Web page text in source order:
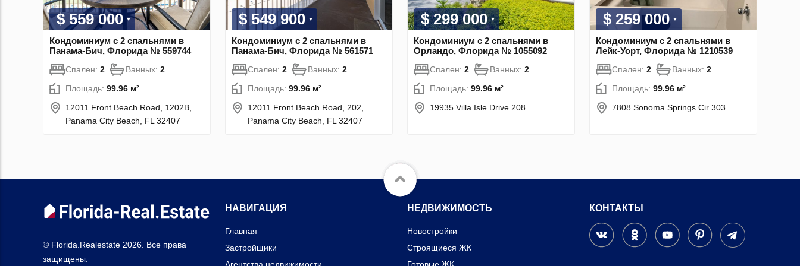
$ 559 000
Кондоминиум с 2 спальнями в
Панама-Бич, Флорида № 559744
Спален: 2 Ванных: 2
Площадь: 99.96 м²
12011 Front Beach Road, 1202B,
Panama City Beach, FL 32407
$ 549 900
Кондоминиум с 2 спальнями в
Панама-Бич, Флорида № 561571
Спален: 2 Ванных: 2
Площадь: 99.96 м²
12011 Front Beach Road, 202,
Panama City Beach, FL 32407
$ 299 000
Кондоминиум с 2 спальнями в
Орландо, Флорида № 1055092
Спален: 2 Ванных: 2
Площадь: 99.96 м²
19935 Villa Isle Drive 208
$ 259 000
Кондоминиум с 2 спальнями в
Лейк-Уорт, Флорида № 1210539
Спален: 2 Ванных: 2
Площадь: 99.96 м²
7808 Sonoma Springs Cir 303
© Florida.Realestate 2026. Все права
защищены.
НАВИГАЦИЯ
Главная
Застройщики
НЕДВИЖИМОСТЬ
Новостройки
Строящиеся ЖК
КОНТАКТЫ